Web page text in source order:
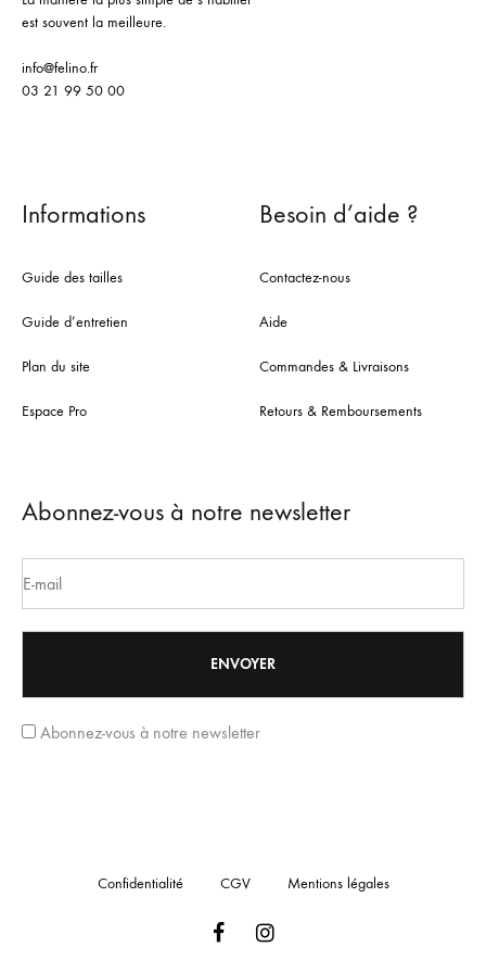
est souvent la meilleure.
info@felino.fr
03 21 99 50 00
Informations
Guide des tailles
Guide d’entretien
Plan du site
Espace Pro
Besoin d’aide ?
Contactez-nous
Aide
Commandes & Livraisons
Retours & Remboursements
Abonnez-vous à notre newsletter
Abonnez-vous à notre newsletter
Confidentialité CGV Mentions légales
FacebookInstagram